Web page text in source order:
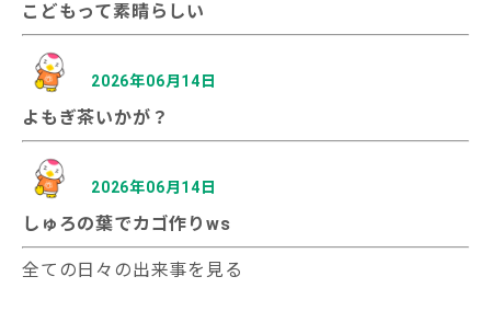
こどもって素晴らしい
2026年06月14日
よもぎ茶いかが？
2026年06月14日
しゅろの葉でカゴ作りws
全ての日々の出来事を見る